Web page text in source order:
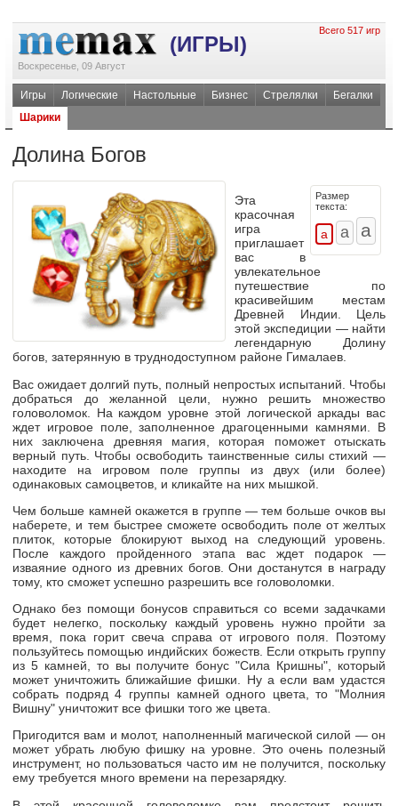
(ИГРЫ)
Воскресенье, 09 Август
Всего 517 игр
Игры Логические Настольные Бизнес Стрелялки
Бегалки
Шарики
Долина Богов
Размер
текста:
Эта
красочная
игра
приглашает
вас в
увлекательное
путешествие по
красивейшим местам
Древней Индии. Цель
этой экспедиции — найти
легендарную Долину
богов, затерянную в труднодоступном районе Гималаев.
Вас ожидает долгий путь, полный непростых испытаний. Чтобы
добраться до желанной цели, нужно решить множество
головоломок. На каждом уровне этой логической аркады вас
ждет игровое поле, заполненное драгоценными камнями. В
них заключена древняя магия, которая поможет отыскать
верный путь. Чтобы освободить таинственные силы стихий —
находите на игровом поле группы из двух (или более)
одинаковых самоцветов, и кликайте на них мышкой.
Чем больше камней окажется в группе — тем больше очков вы
наберете, и тем быстрее сможете освободить поле от желтых
плиток, которые блокируют выход на следующий уровень.
После каждого пройденного этапа вас ждет подарок —
изваяние одного из древних богов. Они достанутся в награду
тому, кто сможет успешно разрешить все головоломки.
Однако без помощи бонусов справиться со всеми задачками
будет нелегко, поскольку каждый уровень нужно пройти за
время, пока горит свеча справа от игрового поля. Поэтому
пользуйтесь помощью индийских божеств. Если открыть группу
из 5 камней, то вы получите бонус "Сила Кришны", который
может уничтожить ближайшие фишки. Ну а если вам удастся
собрать подряд 4 группы камней одного цвета, то "Молния
Вишну" уничтожит все фишки того же цвета.
Пригодится вам и молот, наполненный магической силой — он
может убрать любую фишку на уровне. Это очень полезный
инструмент, но пользоваться часто им не получится, поскольку
ему требуется много времени на перезарядку.